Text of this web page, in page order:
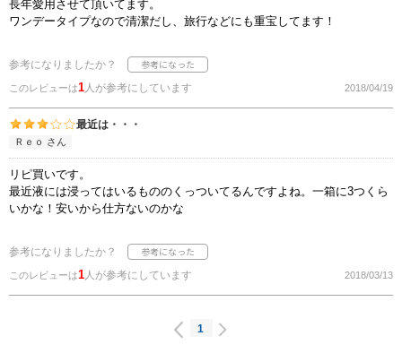
長年愛用させて頂いてます。
ワンデータイプなので清潔だし、旅行などにも重宝してます！
参考になりましたか？
このレビューは1人が参考にしています 2018/04/19
最近は・・・
Ｒｅｏ さん
リピ買いです。
最近液には浸ってはいるもののくっついてるんですよね。一箱に3つくら
いかな！安いから仕方ないのかな
参考になりましたか？
このレビューは1人が参考にしています 2018/03/13
1